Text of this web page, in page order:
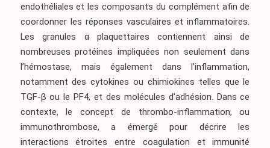
endothéliales et les composants du complément afin de
coordonner les réponses vasculaires et inflammatoires.
Les granules α plaquettaires contiennent ainsi de
nombreuses protéines impliquées non seulement dans
l’hémostase, mais également dans l’inflammation,
notamment des cytokines ou chimiokines telles que le
TGF-β ou le PF4, et des molécules d’adhésion. Dans ce
contexte, le concept de thrombo-inflammation, ou
immunothrombose, a émergé pour décrire les
interactions étroites entre coagulation et immunité